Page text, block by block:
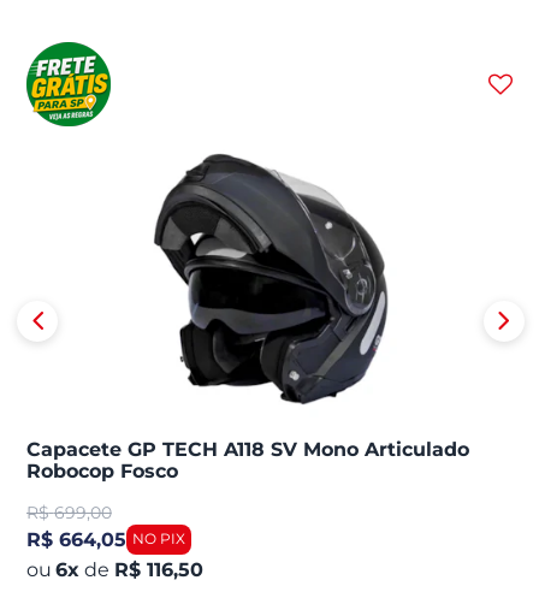
Capacete GP TECH A118 SV Mono Articulado
Robocop Fosco
R$ 699,00
R$ 664,05
6x de R$ 116,50